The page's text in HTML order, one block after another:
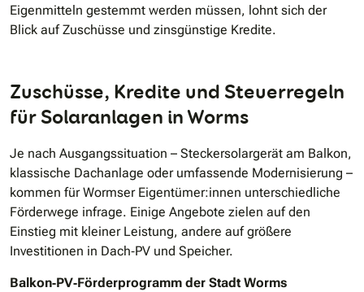
Eigenmitteln gestemmt werden müssen, lohnt sich der
Blick auf Zuschüsse und zinsgünstige Kredite.
Zuschüsse, Kredite und Steuerregeln
für Solaranlagen in Worms
Je nach Ausgangssituation – Steckersolargerät am Balkon,
klassische Dachanlage oder umfassende Modernisierung –
kommen für Wormser Eigentümer:innen unterschiedliche
Förderwege infrage. Einige Angebote zielen auf den
Einstieg mit kleiner Leistung, andere auf größere
Investitionen in Dach‐PV und Speicher.
Balkon‐PV‐Förderprogramm der Stadt Worms